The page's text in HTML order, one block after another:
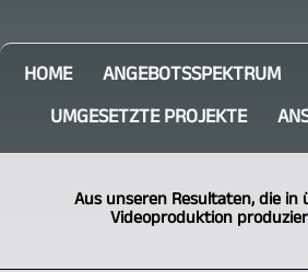
HOME ANGEBOTSSPEKTRUM
UMGESETZTE PROJEKTE
Aus unseren Resultaten, die in
Videoproduktion